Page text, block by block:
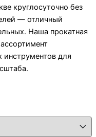
круглосуточно без
— отличный
Наша прокатная
для